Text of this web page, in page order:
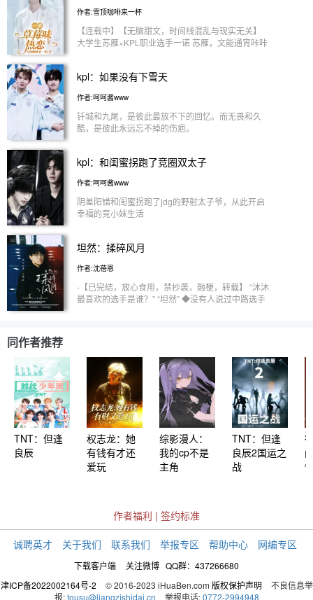
作者:雪顶咖啡来一杯
【连载中】【无脑甜文，时间线混乱与现实无关】
大学生苏雁×KPL职业选手一诺 苏雁，文能通宵咔咔
顶尖，分分钟能把她从钻石带到王者。 苏雁：江湖
友吗？ 一诺：不会。 苏雁：……什么？ 一诺：我喜
欢你。 1v1日常向，无脑甜文
kpl：如果没有下雪天
作者:呵呵酱www
钎城和九尾，是彼此最放不下的回忆。而无畏和久
酷，是彼此永远忘不掉的伤疤。
kpl：和闺蜜拐跑了竞圈双太子
作者:呵呵酱www
阴差阳错和闺蜜拐跑了jdg的野射太子爷，从此开启
幸福的竞小妹生活
坦然：揉碎风月
作者:沈蓓恩
-【已完结，放心食用，禁抄袭，融梗，转载】 “沐沐
最喜欢的选手是谁？” “坦然” ◆没有人说过中路选手
最欣赏的选手是……是我们的中单清融啊” 【KPL‖圈
地自萌‖人设有出入‖坦然‖一诺‖暖阳‖清融‖无畏
‖eStarPro】 《揉碎风月》系列直通车： 《坦然：揉
碎风月》沈蓓恩 《暖阳：揉碎风月》贺诗懿 《清
融：揉碎风月》夏沫寻 《易峥：揉碎风月》QINGYU
丶 《星宇：揉碎风月》崔蔺 《今屿：揉碎风月》阿
七无所畏 《明杨：揉碎风月》桔子不酸 《一诺：揉
碎风月》漠沥 --------------------------------------------------
---------------- ●日更小甜饼 ●加群可客串：
778945220 ●文笔小学生 ●剧情玛丽苏 ●会员/打赏
同作者推荐
TNT：但逢
良辰
权志龙：她
有钱有才还
爱玩
综影漫人：
我的cp不是
主角
TNT：但逢
良辰2国运之
战
作者福利 | 签约标准
诚聘英才 关于我们 联系我们 举报专区 帮助中心 网编专区
下载客户端 关注微博 QQ群：437266680
津ICP备2022002164号-2
© 2016-2023 iHuaBen.com 版权保护声明
不良信息举
报: tousu@liangzishidai.cn 举报电话: 0772-2994948